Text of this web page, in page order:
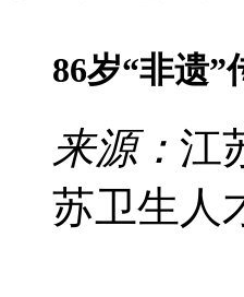
86岁“非遗
来源： 江
苏卫生人